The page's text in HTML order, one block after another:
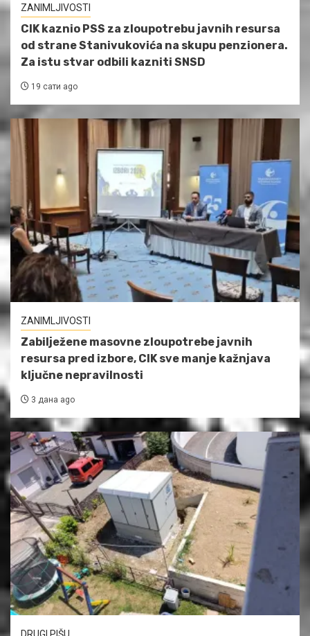
ZANIMLJIVOSTI
CIK kaznio PSS za zloupotrebu javnih resursa
od strane Stanivukovića na skupu penzionera.
Za istu stvar odbili kazniti SNSD
19 сати ago
ZANIMLJIVOSTI
Zabilježene masovne zloupotrebe javnih
resursa pred izbore, CIK sve manje kažnjava
ključne nepravilnosti
3 дана ago
DRUGI PIŠU